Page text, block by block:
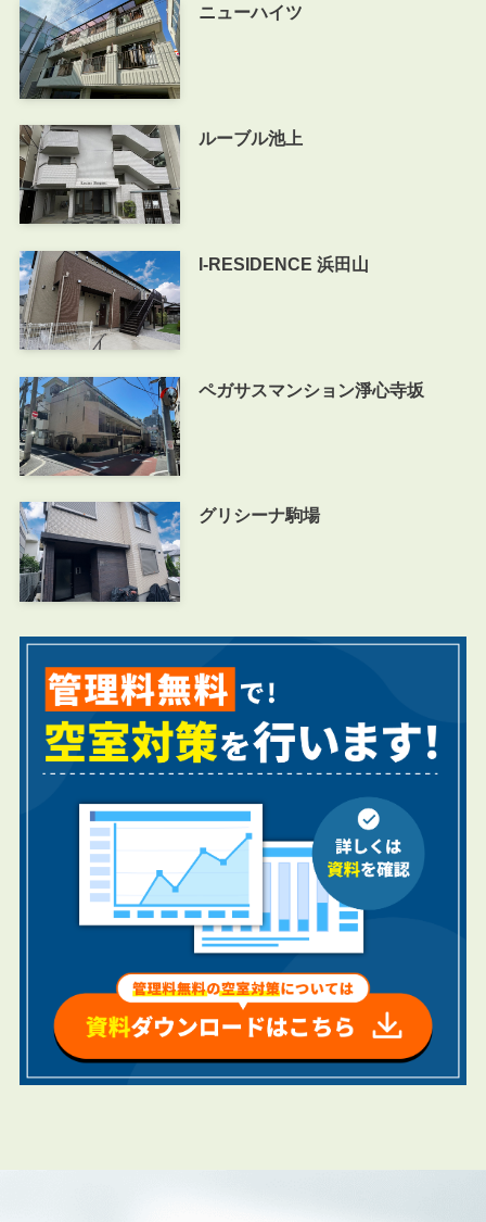
ニューハイツ
ルーブル池上
I-RESIDENCE 浜田山
ペガサスマンション淨心寺坂
グリシーナ駒場